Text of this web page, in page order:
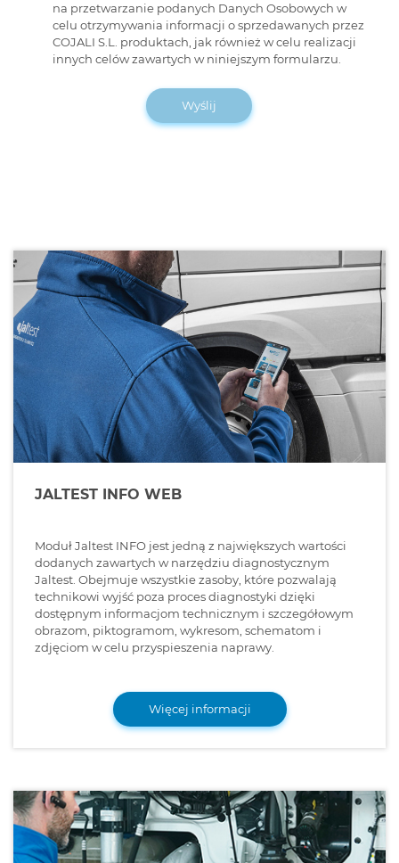
na przetwarzanie podanych Danych Osobowych w
celu otrzymywania informacji o sprzedawanych przez
COJALI S.L. produktach, jak również w celu realizacji
innych celów zawartych w niniejszym formularzu.
Wyślij
JALTEST INFO WEB
Moduł Jaltest INFO jest jedną z największych wartości
dodanych zawartych w narzędziu diagnostycznym
Jaltest. Obejmuje wszystkie zasoby, które pozwalają
technikowi wyjść poza proces diagnostyki dzięki
dostępnym informacjom technicznym i szczegółowym
obrazom, piktogramom, wykresom, schematom i
zdjęciom w celu przyspieszenia naprawy.
Więcej informacji